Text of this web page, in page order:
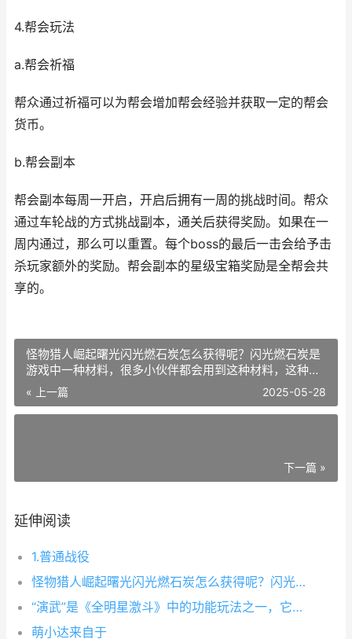
4.帮会玩法
a.帮会祈福
帮众通过祈福可以为帮会增加帮会经验并获取一定的帮会
货币。
b.帮会副本
帮会副本每周一开启，开启后拥有一周的挑战时间。帮众
通过车轮战的方式挑战副本，通关后获得奖励。如果在一
周内通过，那么可以重置。每个boss的最后一击会给予击
杀玩家额外的奖励。帮会副本的星级宝箱奖励是全帮会共
享的。
怪物猎人崛起曙光闪光燃石炭怎么获得呢？闪光燃石炭是
游戏中一种材料，很多小伙伴都会用到这种材料，这种材
料的获得方法大家都还不清楚，现在九游游戏小编就专门
分享给大家详细的攻略教程，告诉大家具体应该怎么获得
« 上一篇 2025-05-28
下一篇 »
延伸阅读
1.普通战役
怪物猎人崛起曙光闪光燃石炭怎么获得呢？闪光燃石炭是游戏中一种材料，很多小伙伴都会用到这种材料，这种材料的获得方法大家都还不清楚，现在九游游戏小编就专门分享给大家详细的攻略教程，告诉大家具体应该怎么获得
“演武”是《全明星激斗》中的功能玩法之一，它有着不同的模式玩法，而每个模式的挑战方式不同，资源奖励也是不一样的。今天为大家全面介绍这个功能玩法，帮助玩家更好的刷取资源。
萌小达来自于